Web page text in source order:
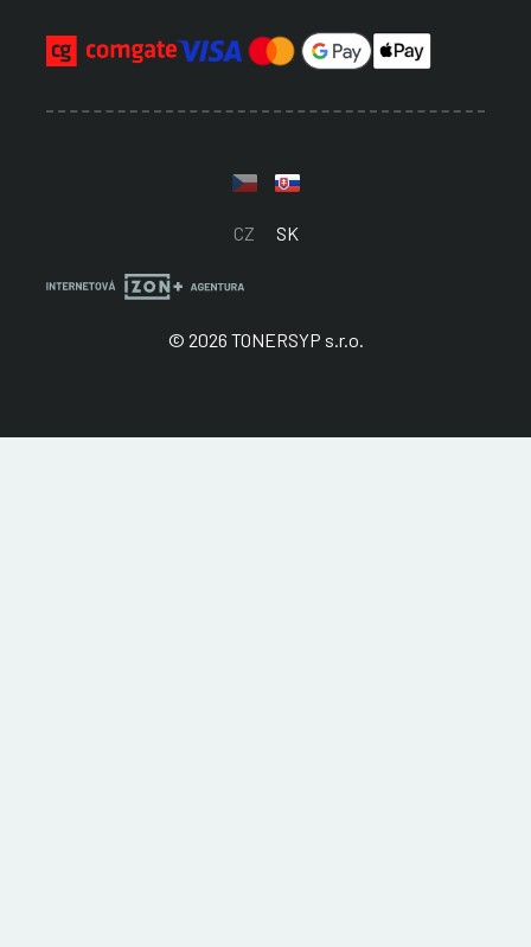
CZ SK
© 2026 TONERSYP s.r.o.